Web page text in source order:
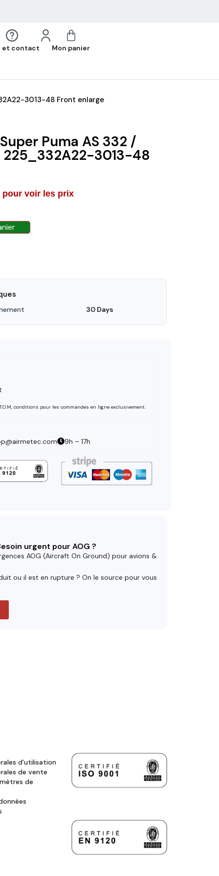
et contact Mon panier
3013-48 Front enlarge
Puma AS 332 /
225_332A22-3013-48
pour voir les prix
30 Days
conditions pour les commandes en ligne exclusivement.
9h – 17h
urgent pour AOG ?
AOG (Aircraft On Ground) pour avions &
ou il est en rupture ? On le source pour vous
d'utilisation
de vente
de